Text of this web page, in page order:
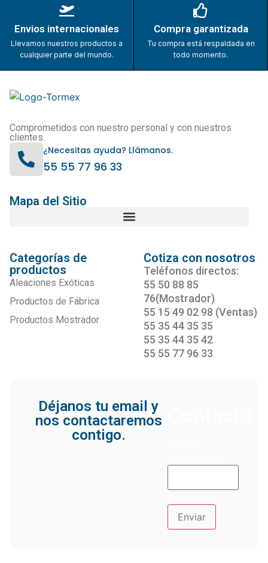
Envios internacionales
Llevamos nuestros productos a
cualquier parte del mundo.
Compra garantizada
Tu compra está respaldada en
todo momento.
Comprometidos con nuestro personal y con nuestros
clientes.
¿Necesitas ayuda? Llámanos.
55 55 77 96 33
Mapa del Sitio
Categorías de
productos
Aleaciones Exóticas
Productos de Fábrica
Productos Mostrador
Cotiza con nosotros
Teléfonos directos:
55 50 88 85
76(Mostrador)
55 15 49 02 98 (Ventas)
55 35 44 35 35
55 35 44 35 42
55 55 77 96 33
Déjanos tu email y
nos contactaremos
contigo.